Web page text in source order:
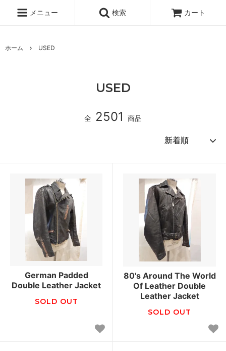
メニュー 検索 カート
ホーム USED
USED
全 2501 商品
German Padded
Double Leather Jacket
SOLD OUT
80's Around The World
Of Leather Double
Leather Jacket
SOLD OUT